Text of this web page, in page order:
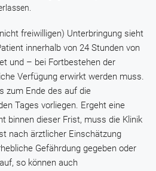
freiwilligen) Unterbringung sieht
innerhalb von 24 Stunden von
und – bei Fortbestehen der
Verfügung erwirkt werden muss.
zum Ende des auf die
Tages vorliegen. Ergeht eine
binnen dieser Frist, muss die Klinik
nach ärztlicher Einschätzung
Gefährdung gegeben oder
so können auch